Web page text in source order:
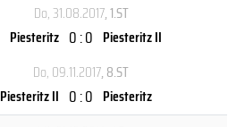
Do, 31.08.2017, 1.ST
Piesteritz 0 : 0 Piesteritz II
Do, 09.11.2017, 8.ST
Piesteritz II 0 : 0 Piesteritz